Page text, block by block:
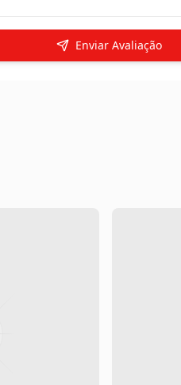
Enviar Avaliação